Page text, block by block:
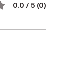
0.0 / 5 (0)